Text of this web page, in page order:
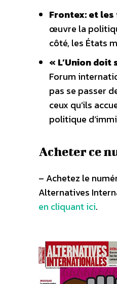
Frontex: et
œuvre la
côté, les États
« L’Union
Forum
pas se passer
ceux qu’ils
politique
Acheter ce
– Achetez le
Alternatives
en cliquant ici.